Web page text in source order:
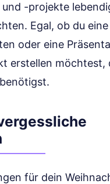
-projekte
Egal, ob du
oder eine
erstellen möchtest,
für dein